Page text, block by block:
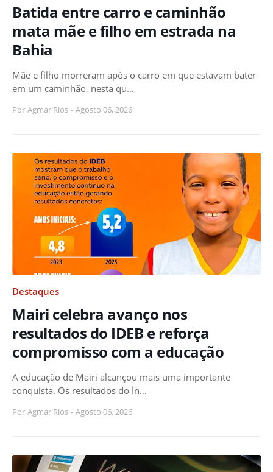
Batida entre carro e caminhão
mata mãe e filho em estrada na
Bahia
Mãe e filho morreram após o carro em que estavam bater
em um caminhão, nesta qu…
Por Agmar Rios - Agosto 06, 2026
Destaques
Mairi celebra avanço nos
resultados do IDEB e reforça
compromisso com a educação
A educação de Mairi alcançou mais uma importante
conquista. Os resultados do Ín…
Por Agmar Rios - Agosto 06, 2026